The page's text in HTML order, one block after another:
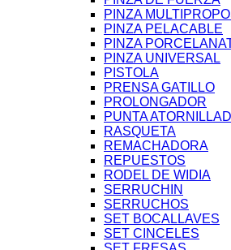
PINZA
PINZA PELACABLE
PINZA
PINZA UNIVERSAL
PISTOLA
PRENSA GATILLO
PROLONGADOR
PUNTA
RASQUETA
REMACHADORA
REPUESTOS
RODEL DE WIDIA
SERRUCHIN
SERRUCHOS
SET BOCALLAVES
SET CINCELES